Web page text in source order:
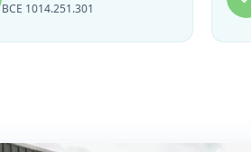
BCE 1014.251.301